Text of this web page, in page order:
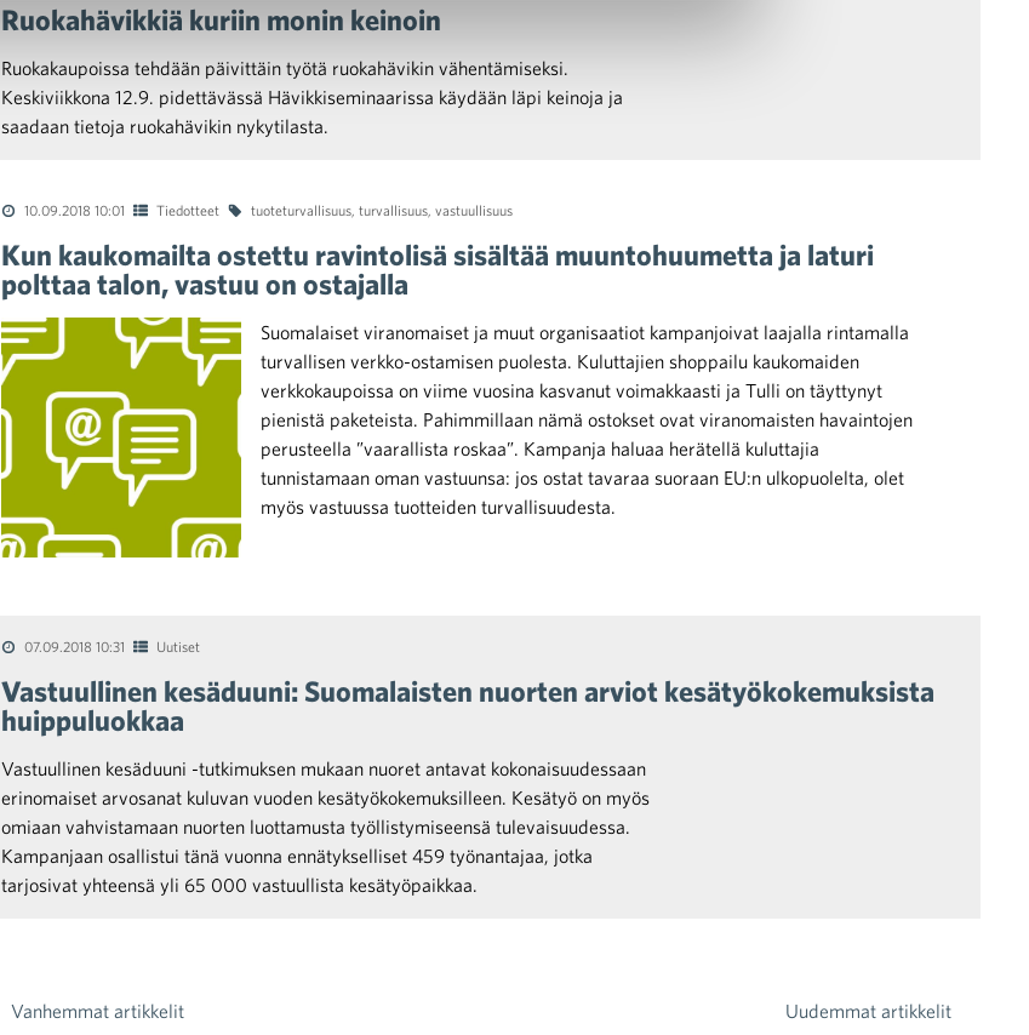
Ruokahävikkiä kuriin monin keinoin
Ruokakaupoissa tehdään päivittäin työtä ruokahävikin vähentämiseksi.
Keskiviikkona 12.9. pidettävässä Hävikkiseminaarissa käydään läpi keinoja ja
saadaan tietoja ruokahävikin nykytilasta.
10.09.2018 10:01 Tiedotteet tuoteturvallisuus, turvallisuus, vastuullisuus
Kun kaukomailta ostettu ravintolisä sisältää muuntohuumetta ja laturi
polttaa talon, vastuu on ostajalla
Suomalaiset viranomaiset ja muut organisaatiot kampanjoivat laajalla rintamalla
turvallisen verkko-ostamisen puolesta. Kuluttajien shoppailu kaukomaiden
verkkokaupoissa on viime vuosina kasvanut voimakkaasti ja Tulli on täyttynyt
pienistä paketeista. Pahimmillaan nämä ostokset ovat viranomaisten havaintojen
perusteella ”vaarallista roskaa”. Kampanja haluaa herätellä kuluttajia
tunnistamaan oman vastuunsa: jos ostat tavaraa suoraan EU:n ulkopuolelta, olet
myös vastuussa tuotteiden turvallisuudesta.
07.09.2018 10:31 Uutiset
Vastuullinen kesäduuni: Suomalaisten nuorten arviot kesätyökokemuksista
huippuluokkaa
Vastuullinen kesäduuni -tutkimuksen mukaan nuoret antavat kokonaisuudessaan
erinomaiset arvosanat kuluvan vuoden kesätyökokemuksilleen. Kesätyö on myös
omiaan vahvistamaan nuorten luottamusta työllistymiseensä tulevaisuudessa.
Kampanjaan osallistui tänä vuonna ennätykselliset 459 työnantajaa, jotka
tarjosivat yhteensä yli 65 000 vastuullista kesätyöpaikkaa.
Vanhemmat artikkelit Uudemmat artikkelit